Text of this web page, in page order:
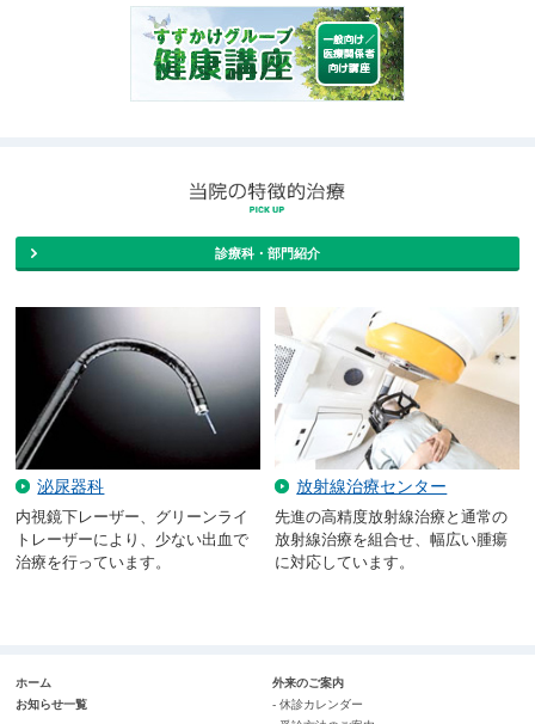
診療科・部門紹介
泌尿器科
内視鏡下レーザー、グリーンライ
トレーザーにより、少ない出血で
治療を行っています。
放射線治療センター
先進の高精度放射線治療と通常の
放射線治療を組合せ、幅広い腫瘍
に対応しています。
ホーム
お知らせ一覧
外来のご案内
- 休診カレンダー